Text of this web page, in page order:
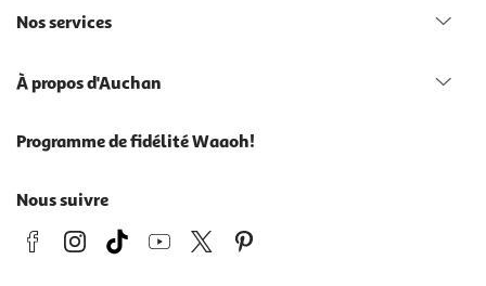
Nos services
À propos d'Auchan
Programme de fidélité Waaoh!
Nous suivre